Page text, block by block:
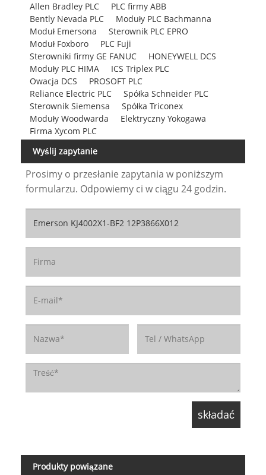
Allen Bradley PLC
PLC firmy ABB
Bently Nevada PLC
Moduły PLC Bachmanna
Moduł Emersona
Sterownik PLC EPRO
Moduł Foxboro
PLC Fuji
Sterowniki firmy GE FANUC
HONEYWELL DCS
Moduły PLC HIMA
ICS Triplex PLC
Owacja DCS
PROSOFT PLC
Reliance Electric PLC
Spółka Schneider PLC
Sterownik Siemensa
Spółka Triconex
Moduły Woodwarda
Elektryczny Yokogawa
Firma Xycom PLC
Wyślij zapytanie
Prosimy o przesłanie zapytania w poniższym
formularzu. Odpowiemy ci w ciągu 24 godzin.
Produkty powiązane